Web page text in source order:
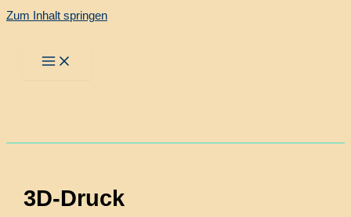
Zum Inhalt springen
3D-Druck